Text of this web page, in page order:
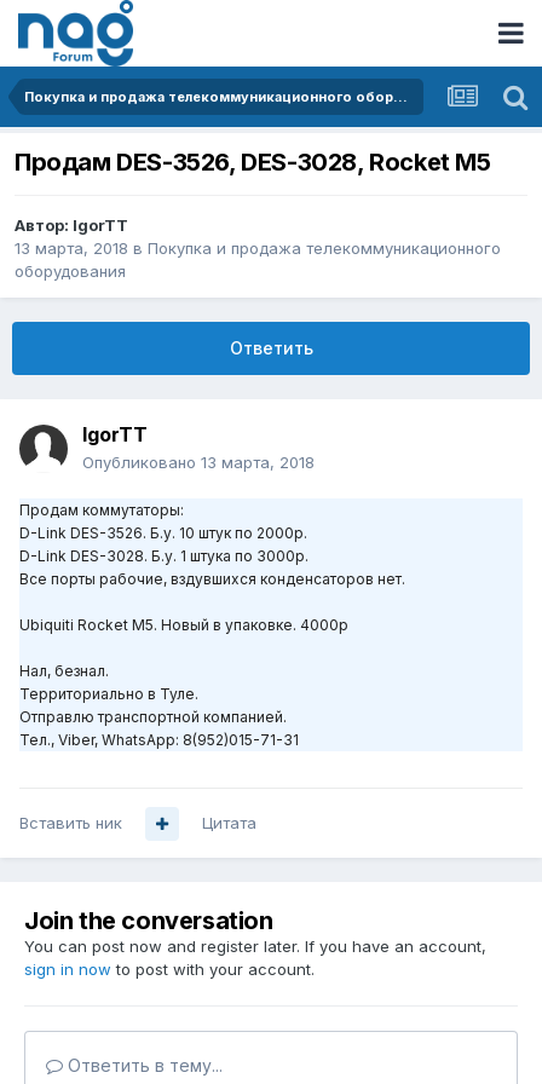
Покупка и продажа телекоммуникационного оборудования
Продам DES-3526, DES-3028, Rocket M5
Автор: IgorTT
13 марта, 2018 в Покупка и продажа телекоммуникационного
оборудования
Ответить
IgorTT
Опубликовано 13 марта, 2018
Продам коммутаторы:
D-Link DES-3526. Б.у. 10 штук по 2000р.
D-Link DES-3028. Б.у. 1 штука по 3000р.
Все порты рабочие, вздувшихся конденсаторов нет.
Ubiquiti Rocket M5. Новый в упаковке. 4000р
Нал, безнал.
Территориально в Туле.
Отправлю транспортной компанией.
Тел., Viber, WhatsApp: 8(952)015-71-31
Вставить ник Цитата
Join the conversation
You can post now and register later. If you have an account,
sign in now to post with your account.
Ответить в тему...